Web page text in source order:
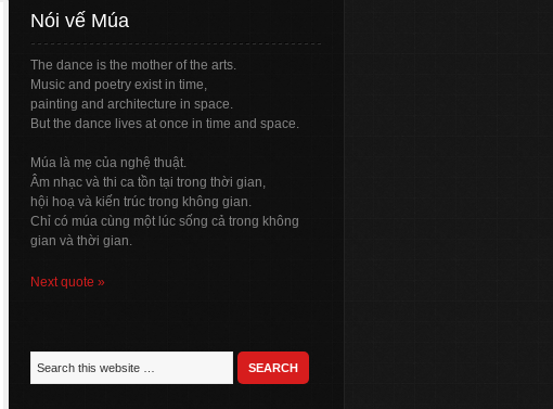
Nói vế Múa
The dance is the mother of the arts.
Music and poetry exist in time,
painting and architecture in space.
But the dance lives at once in time and space.
Múa là mẹ của nghệ thuật.
Âm nhạc và thi ca tồn tại trong thời gian,
hội hoạ và kiến trúc trong không gian.
Chỉ có múa cùng một lúc sống cả trong không
gian và thời gian.
Next quote »